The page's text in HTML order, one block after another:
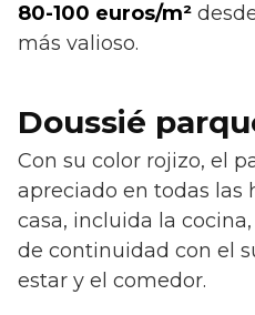
80-100 euros/m²
más valioso.
Doussié
Con su color rojizo, el
apreciado en todas las
casa, incluida la
de continuidad con el
estar y el comedor.